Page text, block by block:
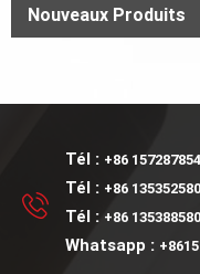
Nouveaux Produits
Tél : +86
Tél : +86
Tél : +86
Whatsapp :